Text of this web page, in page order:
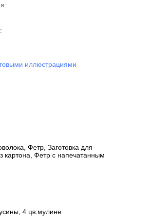
иллюстрациями
Фетр, Заготовка для
картона, Фетр с напечатанным
4 цв.мулине